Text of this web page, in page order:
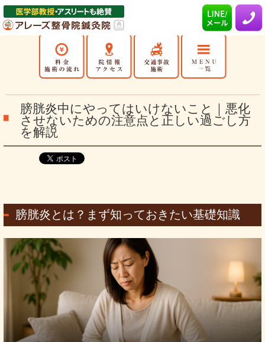
膀胱炎中にやってはいけないこと｜悪化
させないための注意点と正しい過ごし方
を解説
膀胱炎とは？まず知っておきたい基礎知識